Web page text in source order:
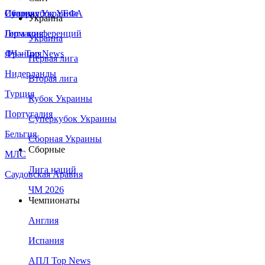
Сборная Украины
Италия
Германия
Франция
Нидерланды
Турция
Португалия
Бельгия
МЛС
Саудовская Аравия
Суперкубок УЕФА
Лига конференций
ЛЧ - Top News
Украина
Украина
Первая лига
Вторая лига
Кубок Украины
Суперкубок Украины
Сборная Украины
Сборные
Лига наций
ЧМ 2026
Чемпионаты
Англия
Испания
АПЛ Top News